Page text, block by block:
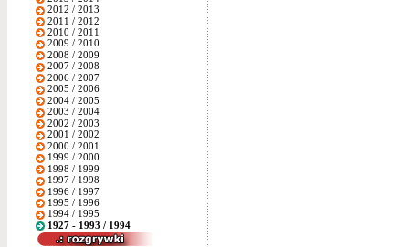
2012 / 2013
2011 / 2012
2010 / 2011
2009 / 2010
2008 / 2009
2007 / 2008
2006 / 2007
2005 / 2006
2004 / 2005
2003 / 2004
2002 / 2003
2001 / 2002
2000 / 2001
1999 / 2000
1998 / 1999
1997 / 1998
1996 / 1997
1995 / 1996
1994 / 1995
1927 - 1993 / 1994